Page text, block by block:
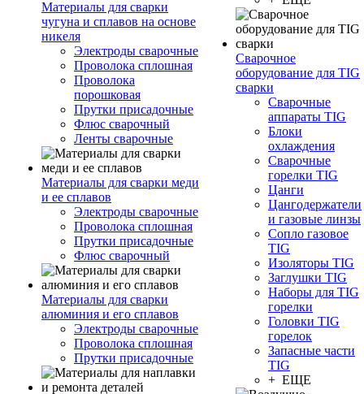
Материалы для сварки
чугуна и сплавов на основе
никеля
Электроды сварочные
Проволока сплошная
Проволока
порошковая
Прутки присадочные
Флюс сварочный
Ленты сварочные
Материалы для сварки меди
и ее сплавов
Электроды сварочные
Проволока сплошная
Прутки присадочные
Флюс сварочный
Материалы для сварки
алюминия и его сплавов
Электроды сварочные
Проволока сплошная
Прутки присадочные
Сварочное
оборудование для TIG
сварки
Сварочные
аппараты TIG
Блоки
охлаждения
Сварочные
горелки TIG
Цанги
Цангодержатели
и газовые линзы
Сопло газовое
TIG
Изоляторы TIG
Заглушки TIG
Наборы для TIG
горелки
Головки TIG
горелок
Запасные части
TIG
+ ЕЩЕ